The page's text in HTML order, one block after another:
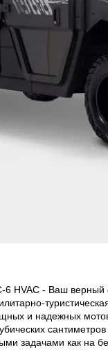
HVAC - Ваш верный
и надежных
задачами как на